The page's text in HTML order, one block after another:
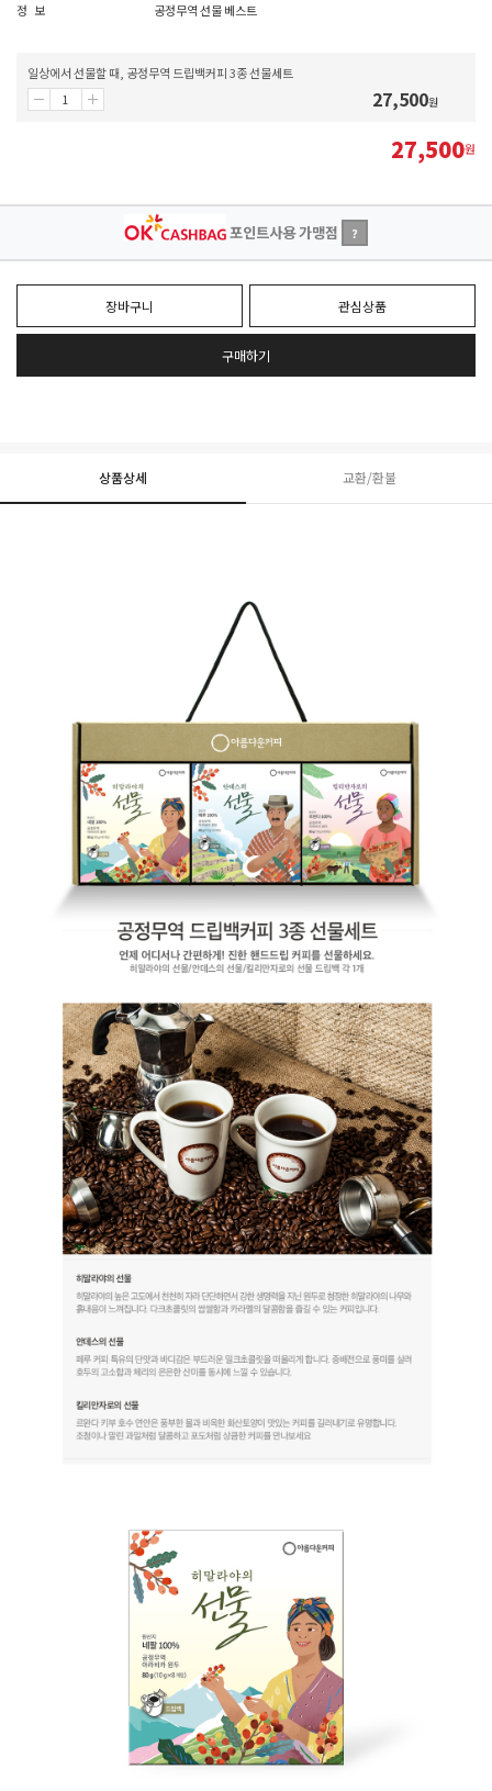
정 보
공정무역 선물 베스트
일상에서 선물할 때, 공정무역 드립백커피 3종 선물세트
27,500원
27,500원
포인트사용 가맹점 ?
장바구니 관심상품
구매하기
상품상세 교환/환불